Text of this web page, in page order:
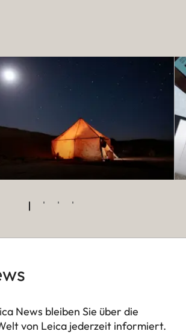
News bleiben Sie über die
von Leica jederzeit informiert.